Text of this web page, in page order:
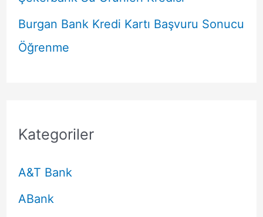
Burgan Bank Kredi Kartı Başvuru Sonucu
Öğrenme
Kategoriler
A&T Bank
ABank